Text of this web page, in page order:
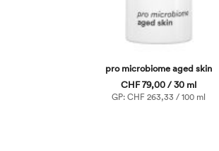
pro microbiome aged skin
CHF 79,00 / 30 ml
GP: CHF 263,33 / 100 ml